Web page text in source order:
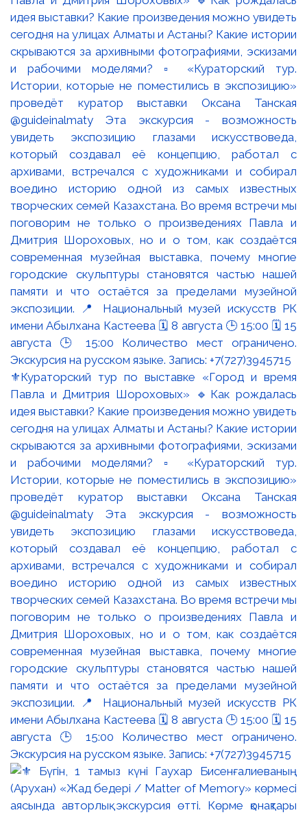
⚜️Кураторский тур по выставке «Город и время
Павла и Дмитрия Шороховых» 🔹Как рождалась
идея выставки? Какие произведения можно увидеть
сегодня на улицах Алматы и Астаны? Какие истории
скрываются за архивными фотографиями, эскизами
и рабочими моделями? ▫️ «Кураторский тур.
Истории, которые не поместились в экспозицию»
проведёт куратор выставки Оксана Танская
@guideinalmaty Эта экскурсия - возможность
увидеть экспозицию глазами искусствоведа,
который создавал её концепцию, работал с
архивами, встречался с художниками и собирал
воедино историю одной из самых известных
творческих семей Казахстана. Во время встречи мы
поговорим не только о произведениях Павла и
Дмитрия Шороховых, но и о том, как создаётся
современная музейная выставка, почему многие
городские скульптуры становятся частью нашей
памяти и что остаётся за пределами музейной
экспозиции. 📍 Национальный музей искусств РК
имени Абылхана Кастеева 🗓 8 августа 🕒 15:00 🗓 15
августа 🕒 15:00 Количество мест ограничено.
Экскурсия на русском языке. Запись: +7(727)3945715